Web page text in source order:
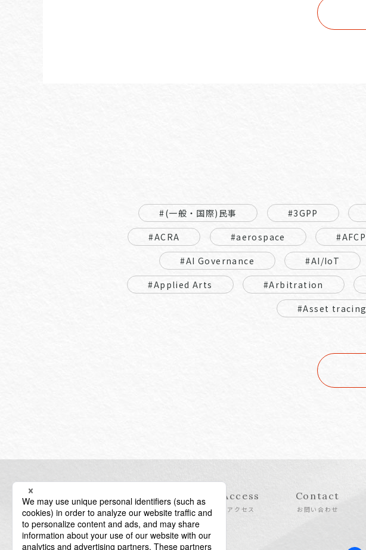
#(一般・国際)民事 #3GPP
#ACRA
#aerospace #AFCP
#AI Governance
#AI/IoT
#Applied Arts
#Arbitration
#Asset tracing
Information
インフォメーション
Access
アクセス
Contact
お問い合わせ